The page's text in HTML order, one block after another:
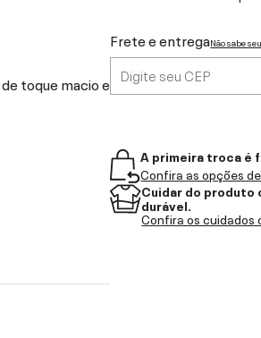
toque macio e
Frete e entregaNão sabe
A primeira troca é
Confira as opções
Cuidar do produto
durável.
Confira os cuidados